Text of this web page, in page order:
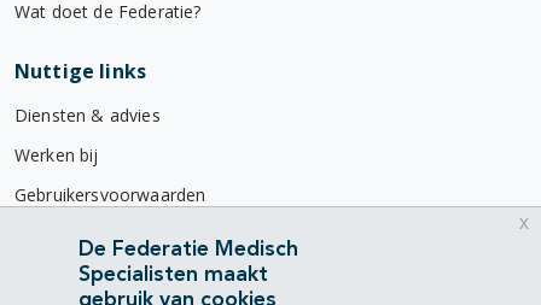
Wat doet de Federatie?
Nuttige links
Diensten & advies
Werken bij
Gebruikersvoorwaarden
Privacyverklaring
Contact
De Federatie Medisch
Specialisten maakt
gebruik van cookies
x